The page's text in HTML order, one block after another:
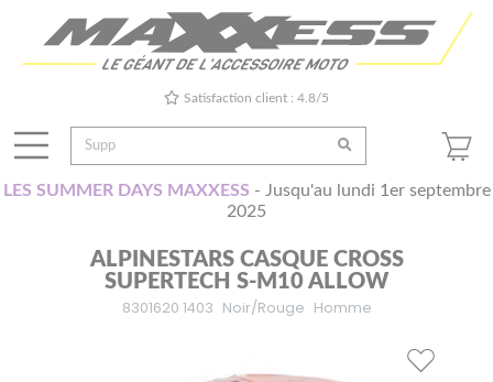
Satisfaction client : 4.8/5
LES SUMMER DAYS MAXXESS - Jusqu'au lundi 1er septembre
2025
ALPINESTARS CASQUE CROSS
SUPERTECH S-M10 ALLOW
8301620 1403 Noir/Rouge Homme